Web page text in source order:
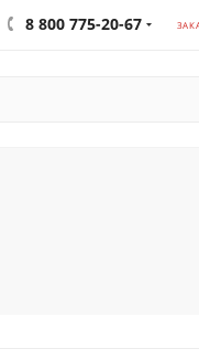
8 800 775-20-67